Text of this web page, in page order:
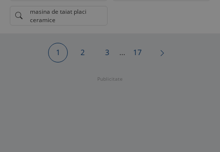
masina de taiat placi
ceramice
1 2 3 ... 17
Publicitate